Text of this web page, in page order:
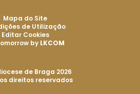
de Braga 2026
direitos reservados
Mapa do Site
de Utilização
Editar Cookies
by LKCOM